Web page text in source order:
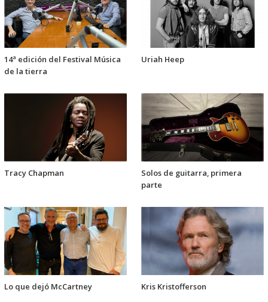
14ª edición del Festival Música
de la tierra
Uriah Heep
Tracy Chapman
Solos de guitarra, primera
parte
Lo que dejó McCartney Kris Kristofferson